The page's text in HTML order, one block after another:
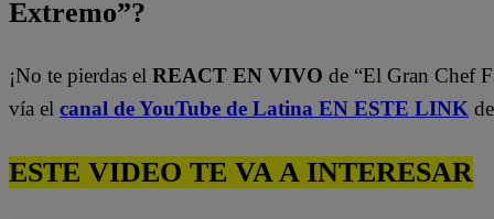
Extremo”?
¡No te pierdas el REACT EN VIVO de “El Gran Chef
vía el canal de YouTube de Latina EN ESTE LINK
ESTE VIDEO TE VA A INTERESAR